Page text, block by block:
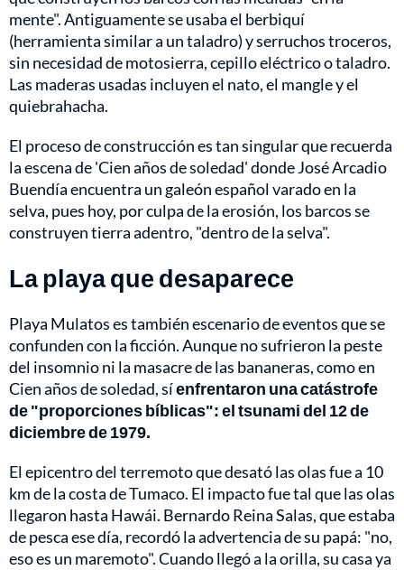
mente". Antiguamente se usaba el berbiquí
(herramienta similar a un taladro) y serruchos troceros,
sin necesidad de motosierra, cepillo eléctrico o taladro.
Las maderas usadas incluyen el nato, el mangle y el
quiebrahacha.
El proceso de construcción es tan singular que recuerda
la escena de 'Cien años de soledad' donde José Arcadio
Buendía encuentra un galeón español varado en la
selva, pues hoy, por culpa de la erosión, los barcos se
construyen tierra adentro, "dentro de la selva".
La playa que desaparece
Playa Mulatos es también escenario de eventos que se
confunden con la ficción. Aunque no sufrieron la peste
del insomnio ni la masacre de las bananeras, como en
Cien años de soledad, síenfrentaron una catástrofe
de "proporciones bíblicas": el tsunami del 12 de
diciembre de 1979.
El epicentro del terremoto que desató las olas fue a 10
km de la costa de Tumaco. El impacto fue tal que las olas
llegaron hasta Hawái. Bernardo Reina Salas, que estaba
de pesca ese día, recordó la advertencia de su papá: "no,
eso es un maremoto". Cuando llegó a la orilla, su casa ya